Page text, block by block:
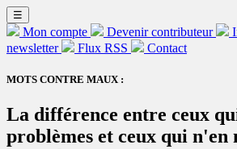
☰
Mon compte Devenir contributeur
newsletter
Flux RSS Contact
MOTS CONTRE MAUX :
La différence entre ceux
problèmes et ceux qui n'en